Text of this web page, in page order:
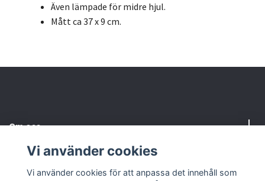
Även lämpade för midre hjul.
Mått ca 37 x 9 cm.
Om oss
Behöver du hjälp?
Vi använder cookies
Vi använder cookies för att anpassa det innehåll som